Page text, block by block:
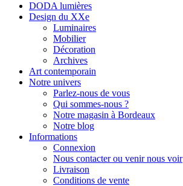
DODA lumières
Design du XXe
Luminaires
Mobilier
Décoration
Archives
Art contemporain
Notre univers
Parlez-nous de vous
Qui sommes-nous ?
Notre magasin à Bordeaux
Notre blog
Informations
Connexion
Nous contacter ou venir nous voir
Livraison
Conditions de vente